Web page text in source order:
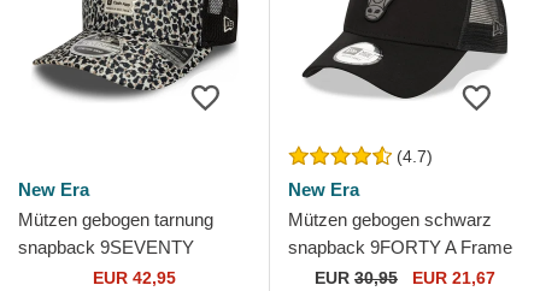
New Era
Mützen gebogen tarnung
snapback 9SEVENTY
Stretch Snap der Racing
EUR 42,95
(4.7)
New Era
Mützen gebogen schwarz
snapback 9FORTY A Frame
Tonal der Chicago Bulls NBA
EUR 30,95 EUR 21,67